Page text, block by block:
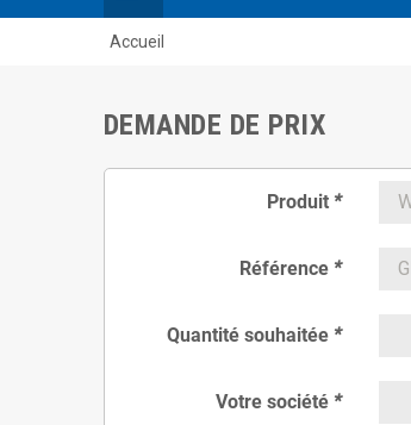
Accueil
DEMANDE DE PRIX
Produit *
Référence *
Quantité souhaitée *
Votre société *